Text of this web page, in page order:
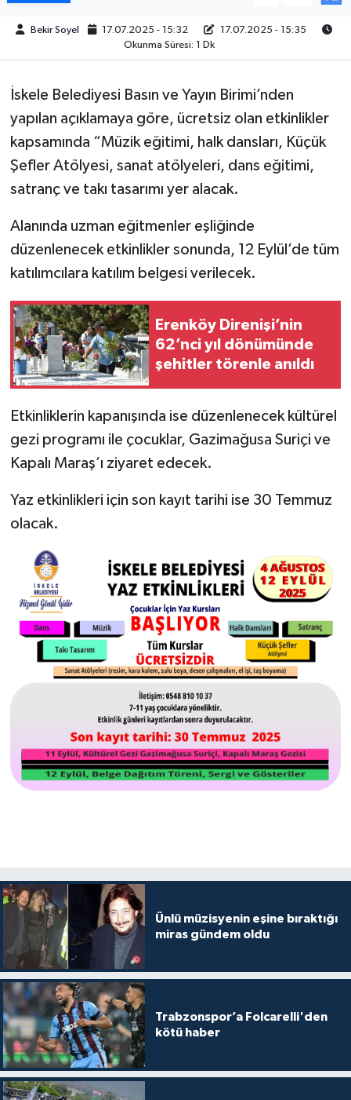
Bekir Soyel 17.07.2025 - 15:32
17.07.2025 - 15:35
Okunma Süresi: 1 Dk
İskele Belediyesi Basın ve Yayın Birimi’nden
yapılan açıklamaya göre, ücretsiz olan etkinlikler
kapsamında “Müzik eğitimi, halk dansları, Küçük
Şefler Atölyesi, sanat atölyeleri, dans eğitimi,
satranç ve takı tasarımı yer alacak.
Alanında uzman eğitmenler eşliğinde
düzenlenecek etkinlikler sonunda, 12 Eylül’de tüm
katılımcılara katılım belgesi verilecek.
Erenköy Direnişi’nin
62’nci yıl dönümünde
şehitler törenle anıldı
Etkinliklerin kapanışında ise düzenlenecek kültürel
gezi programı ile çocuklar, Gazimağusa Suriçi ve
Kapalı Maraş’ı ziyaret edecek.
Yaz etkinlikleri için son kayıt tarihi ise 30 Temmuz
olacak.
Ünlü müzisyenin eşine bıraktığı
miras gündem oldu
Trabzonspor’a Folcarelli'den
kötü haber